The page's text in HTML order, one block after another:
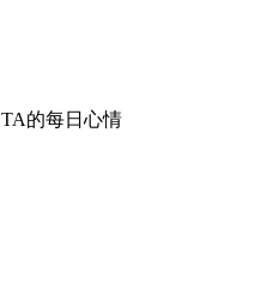
TA的每日心情